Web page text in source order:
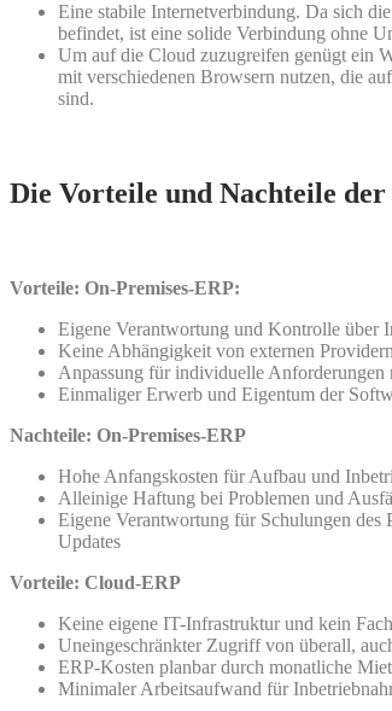
Eine stabile Internetverbindung. Da sich
befindet, ist eine solide Verbindung ohne
Um auf die Cloud zuzugreifen genügt ein
mit verschiedenen Browsern nutzen, die
sind.
Die Vorteile und Nachteile
Vorteile: On-Premises-ERP:
Eigene Verantwortung und Kontrolle über
Keine Abhängigkeit von externen Providern
Anpassung für individuelle Anforderungen
Einmaliger Erwerb und Eigentum der
Nachteile: On-Premises-ERP
Hohe Anfangskosten für Aufbau und
Alleinige Haftung bei Problemen und
Eigene Verantwortung für Schulungen des
Updates
Vorteile: Cloud-ERP
Keine eigene IT-Infrastruktur und kein
Uneingeschränkter Zugriff von überall,
ERP-Kosten planbar durch monatliche
Minimaler Arbeitsaufwand für